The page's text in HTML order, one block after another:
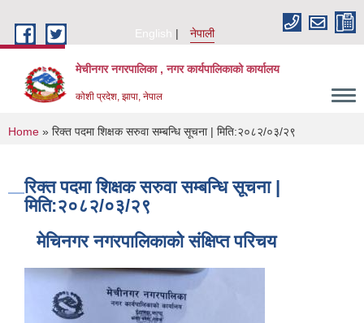
English
नेपाली
मेचीनगर नगरपालिका , नगर कार्यपालिकाको कार्यालय
कोशी प्रदेश, झापा, नेपाल
You are here
Home » रिक्त पदमा शिक्षक सरुवा सम्बन्धि सूचना | मिति:२०८२/०३/२९
रिक्त पदमा शिक्षक सरुवा सम्बन्धि सूचना |
मिति:२०८२/०३/२९
मेचिनगर नगरपालिकाको संक्षिप्‍त परिचय